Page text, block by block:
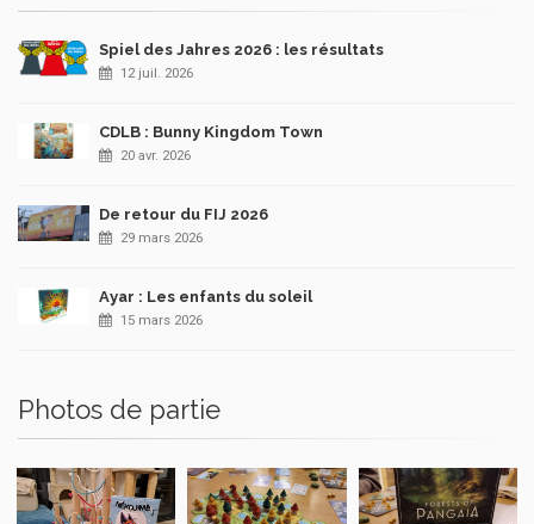
Spiel des Jahres 2026 : les résultats
12 juil. 2026
CDLB : Bunny Kingdom Town
20 avr. 2026
De retour du FIJ 2026
29 mars 2026
Ayar : Les enfants du soleil
15 mars 2026
Photos de partie